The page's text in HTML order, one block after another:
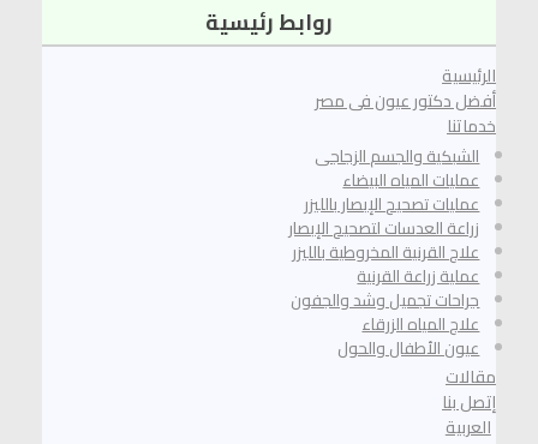
روابط رئيسية
الرئيسية
أفضل دكتور عيون فى مصر
خدماتنا
الشبكية والجسم الزجاجى
عمليات المياه البيضاء
عمليات تصحيح الإبصار بالليزر
زراعة العدسات لتصحيح الإبصار
علاج القرنية المخروطية بالليزر
عملية زراعة القرنية
جراحات تجميل وشد والجفون
علاج المياه الزرقاء
عيون الأطفال والحول
مقالات
إتصل بنا
العربية